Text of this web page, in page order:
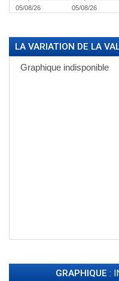
05/08/26 05/08/26
LA VARIATION DE LA
GRAPHIQUE :